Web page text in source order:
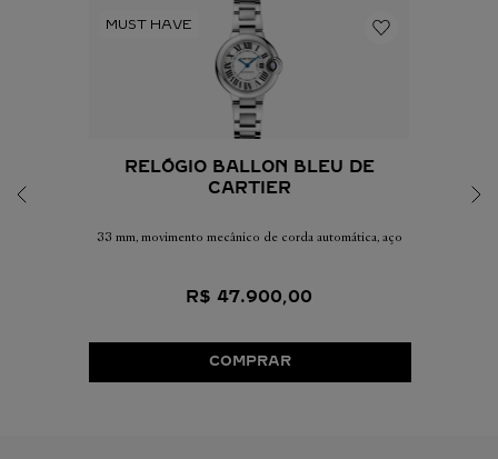
RELÓGIO BALLON BLEU DE
CARTIER
33 mm, movimento mecânico de corda automática, aço
R$ 47.900,00
COMPRAR